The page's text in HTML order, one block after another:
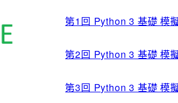
第1回 Python 3 基礎 模
第2回 Python 3 基礎 模
第3回 Python 3 基礎 模